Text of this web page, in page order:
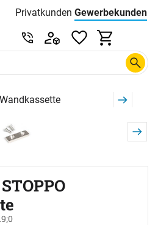
Privatkunden Preisliste:
Gewerbekunden
Service & Beratung unter